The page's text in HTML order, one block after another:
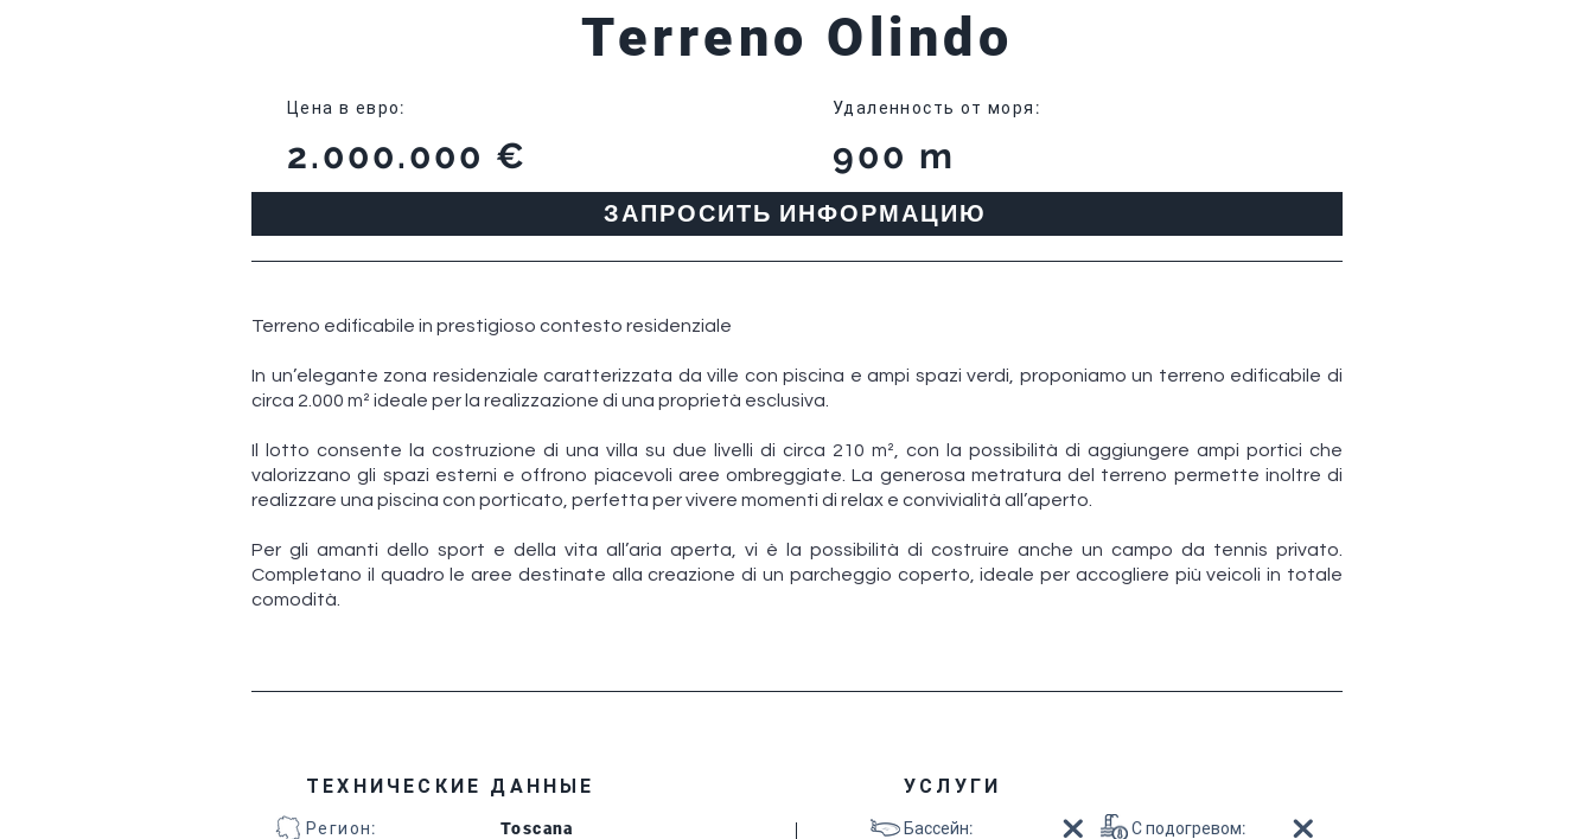
Terreno Olindo
Цена в евро:
2.000.000 €
Удаленность от моря :
900 m
ЗАПРОСИТЬ ИНФОРМАЦИЮ
Terreno edificabile in prestigioso contesto residenziale
In un’elegante zona residenziale caratterizzata da ville con piscina e ampi spazi verdi, proponiamo un terreno edificabile di
circa 2.000 m² ideale per la realizzazione di una proprietà esclusiva.
Il lotto consente la costruzione di una villa su due livelli di circa 210 m², con la possibilità di aggiungere ampi portici che
valorizzano gli spazi esterni e offrono piacevoli aree ombreggiate. La generosa metratura del terreno permette inoltre di
realizzare una piscina con porticato, perfetta per vivere momenti di relax e convivialità all’aperto.
Per gli amanti dello sport e della vita all’aria aperta, vi è la possibilità di costruire anche un campo da tennis privato.
Completano il quadro le aree destinate alla creazione di un parcheggio coperto, ideale per accogliere più veicoli in totale
comodità.
ТЕХНИЧЕСКИЕ ДАННЫЕ УСЛУГИ
Регион:
Toscana
Бассейн:
С подогревом: